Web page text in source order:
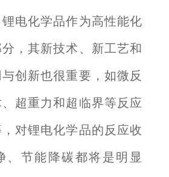
电化学品作为高性能化
，其新技术、新工艺和
创新也很重要，如微反
超重力和超临界等反应
对锂电化学品的反应收
、节能降碳都将是明显